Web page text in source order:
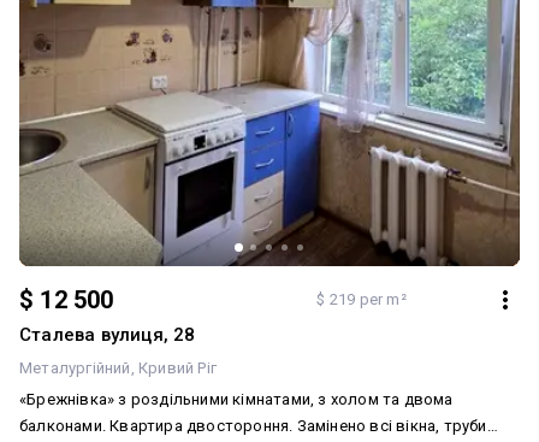
$ 12 500 $ 219 per m²
Сталева вулиця, 28
Металургійний Кривий Ріг
«Брежнівка» з роздільними кімнатами, з холом та двома
балконами. Квартира двостороння. Замінено всі вікна, труби